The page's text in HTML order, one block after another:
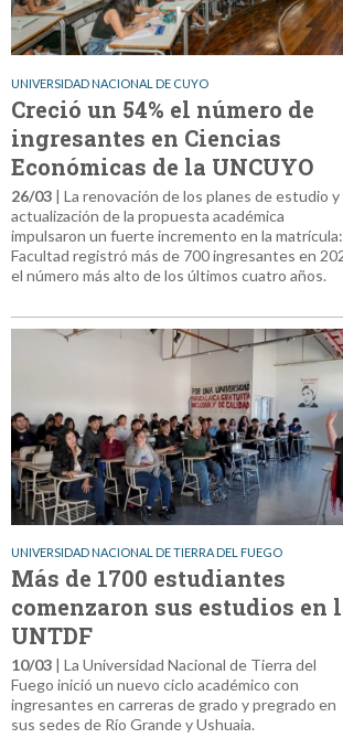
UNIVERSIDAD NACIONAL DE CUYO
Creció un 54% el número de
ingresantes en Ciencias
Económicas de la UNCUYO
26/03 | La renovación de los planes de estudio y
actualización de la propuesta académica
impulsaron un fuerte incremento en la
Facultad registró más de 700 ingresantes en
el número más alto de los últimos cuatro años.
UNIVERSIDAD NACIONAL DE TIERRA DEL FUEGO
Más de 1700 estudiantes
comenzaron sus estudios en
UNTDF
10/03 | La Universidad Nacional de Tierra del
Fuego inició un nuevo ciclo académico con
ingresantes en carreras de grado y pregrado en
sus sedes de Río Grande y Ushuaia.